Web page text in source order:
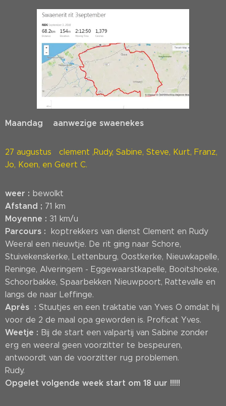
Maandag aanwezige swaenekes
27 augustus clement ,Rudy, Sabine, Steve, Kurt, Franz,
Jo, Koen, en Geert C.
weer : bewolkt
Afstand ; 71 km
Moyenne : 31 km/u
Parcours : koptrekkers van dienst Clement en Rudy
Weeral een nieuwtje. De rit ging naar Schore,
Stuivekenskerke, Lettenburg, Oostkerke, Nieuwkapelle,
Reninge, Alveringem - Eggewaarstkapelle, Booitshoeke,
Schoorbakke, Spaarbekken Nieuwpoort, Rattevalle en
langs de naar Leffinge.
Après : Stuutjes en een traktatie van Yves O omdat hij
voor de 2 de maal opa geworden is. Proficat Yves.
Weetje : Bij de start een valpartij van Sabine zonder
erg en weeral geen voorzitter te bespeuren,
antwoordt van de voorzitter rug problemen.
Rudy.
Opgelet volgende week start om 18 uur !!!!!